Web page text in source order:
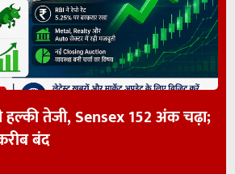
हल्की तेजी, Sensex 152 अंक चढ़ा;
बंद